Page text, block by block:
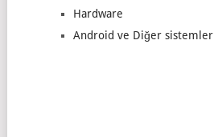
Hardware
Android ve Diğer sistemler